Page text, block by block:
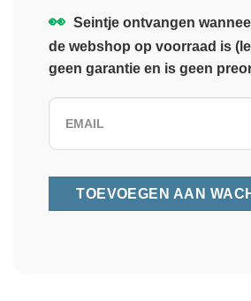
👀 Seintje ontvangen
de webshop op voorraad is
geen garantie en is geen